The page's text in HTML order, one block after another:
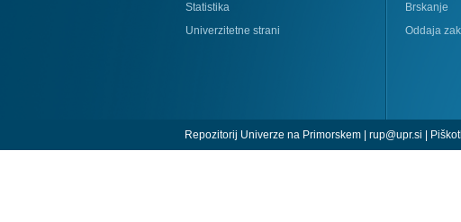
Statistika
Univerzitetne strani
Brskanje
Oddaja
Repozitorij Univerze na Primorskem | rup@upr.si |